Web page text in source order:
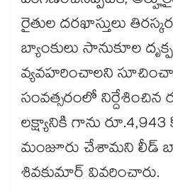
రైతుల దరఖాస్తులు
బ్యాంకులు సానుకూల
వ్యవహరించాలని
సంవత్సరంలో నిర్దేశించిన
లక్ష్యానికి గాను
మంజూరు చేశామని లీడ్
శివకుమార్ వివరించారు.